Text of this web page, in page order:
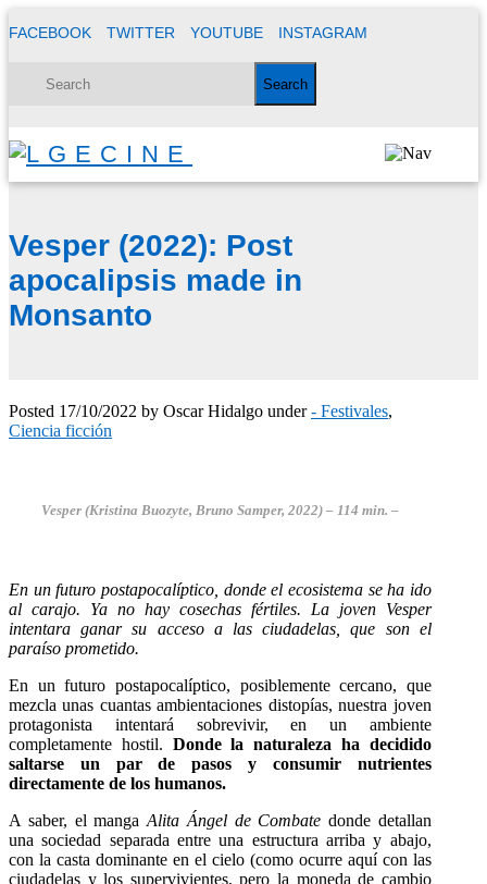
FACEBOOK TWITTER YOUTUBE INSTAGRAM
Vesper (2022): Post
apocalipsis made in
Monsanto
Posted 17/10/2022 by Oscar Hidalgo under- Festivales,
Ciencia ficción
Vesper (Kristina Buozyte, Bruno Samper, 2022)– 114 min. –
En un futuro postapocalíptico, donde el ecosistema se ha ido
al carajo. Ya no hay cosechas fértiles. La joven Vesper
intentara ganar su acceso a las ciudadelas, que son el
paraíso prometido.
En un futuro postapocalíptico, posiblemente cercano, que
mezcla unas cuantas ambientaciones distopías, nuestra joven
protagonista intentará sobrevivir, en un ambiente
completamente hostil. Donde la naturaleza ha decidido
saltarse un par de pasos y consumir nutrientes
directamente de los humanos.
A saber, el mangaAlita Ángel de Combatedonde detallan
una sociedad separada entre una estructura arriba y abajo,
con la casta dominante en el cielo (como ocurre aquí con las
ciudadelas y los supervivientes, pero la moneda de cambio